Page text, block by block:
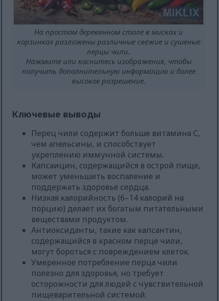
На простом деревянном столе в мисках и
корзинках разложены различные свежие и сушеные
перцы чили.
Нажмите или коснитесь изображения, чтобы
получить дополнительную информацию и более
высокое разрешение.
Ключевые выводы
Перец чили содержит больше витамина С,
чем апельсины, и способствует
укреплению иммунной системы.
Капсаицин, содержащийся в острой пище,
может уменьшить воспаление и
поддержать здоровье сердца.
Низкая калорийность (6–14 калорий на
порцию) делает их богатым питательными
веществами продуктом.
Антиоксиданты, такие как капсантин,
содержащийся в красном перце чили,
могут бороться с повреждением клеток.
Умеренное потребление перца чили
полезно для здоровья, но требует
осторожности для людей с чувствительной
пищеварительной системой.